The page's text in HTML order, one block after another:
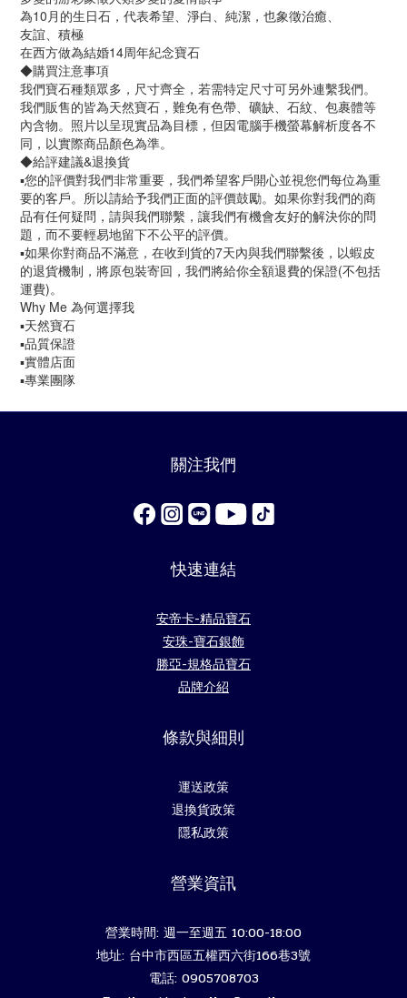
為10月的生日石，代表希望、淨白、純潔，也象徵治癒、
友誼、積極
在西方做為結婚14周年紀念寶石
◆購買注意事項
我們寶石種類眾多，尺寸齊全，若需特定尺寸可另外連繫我們。
我們販售的皆為天然寶石，難免有色帶、礦缺、石紋、包裹體等
內含物。照片以呈現實品為目標，但因電腦手機螢幕解析度各不
同，以實際商品顏色為準。
◆給評建議&退換貨
▪️您的評價對我們非常重要，我們希望客戶開心並視您們每位為重
要的客戶。所以請給予我們正面的評價鼓勵。如果你對我們的商
品有任何疑問，請與我們聯繫，讓我們有機會友好的解決你的問
題，而不要輕易地留下不公平的評價。
▪️如果你對商品不滿意，在收到貨的7天內與我們聯繫後，以蝦皮
的退貨機制，將原包裝寄回，我們將給你全額退費的保證(不包括
運費)。
Why Me 為何選擇我
▪️天然寶石
▪️品質保證
▪️實體店面
▪️專業團隊
關注我們
快速連結
安帝卡-精品寶石
安珠-寶石銀飾
勝亞-規格品寶石
品牌介紹
條款與細則
運送政策
退換貨政策
隱私政策
營業資訊
營業時間: 週一至週五 10:00-18:00
地址: 台中市西區五權西六街166巷3號
電話: 0905708703